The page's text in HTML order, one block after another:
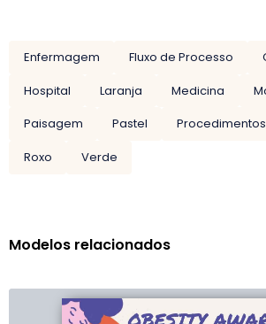
Enfermagem Fluxo de Processo
Hospital
Laranja Medicina
Paisagem
Pastel Procedimentos
Roxo
Verde
Modelos relacionados